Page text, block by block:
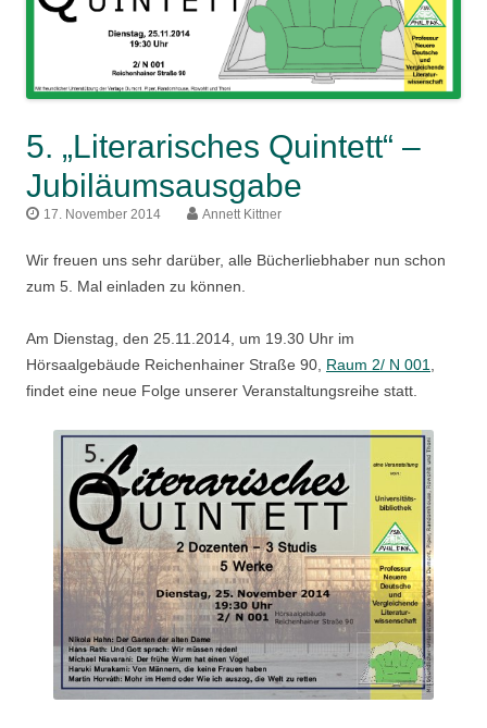
5. „Literarisches Quintett“ –
Jubiläumsausgabe
17. November 2014 Annett Kittner
Wir freuen uns sehr darüber, alle Bücherliebhaber nun schon
zum 5. Mal einladen zu können.
Am Dienstag, den 25.11.2014, um 19.30 Uhr im
Hörsaalgebäude Reichenhainer Straße 90, Raum 2/ N 001,
findet eine neue Folge unserer Veranstaltungsreihe statt.